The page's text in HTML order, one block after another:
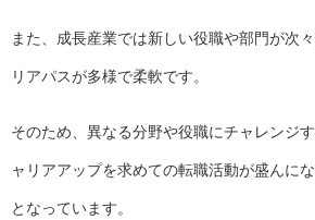
また、成長産業では新しい役職や部門が次
リアパスが多様で柔軟です。
そのため、異なる分野や役職にチャレンジ
ャリアアップを求めての転職活動が盛んに
となっています。